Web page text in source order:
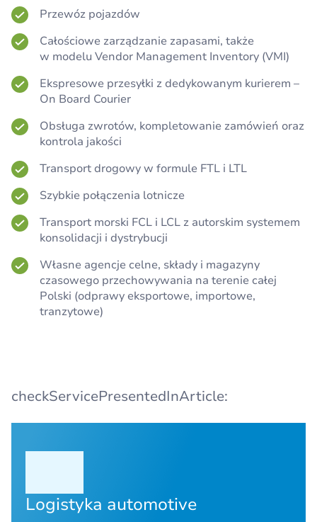
Przewóz pojazdów
Całościowe zarządzanie zapasami, także
w modelu Vendor Management Inventory (VMI)
Ekspresowe przesyłki z dedykowanym kurierem –
On Board Courier
Obsługa zwrotów, kompletowanie zamówień oraz
kontrola jakości
Transport drogowy w formule FTL i LTL
Szybkie połączenia lotnicze
Transport morski FCL i LCL z autorskim systemem
konsolidacji i dystrybucji
Własne agencje celne, składy i magazyny
czasowego przechowywania na terenie całej
Polski (odprawy eksportowe, importowe,
tranzytowe)
checkServicePresentedInArticle:
Logistyka automotive